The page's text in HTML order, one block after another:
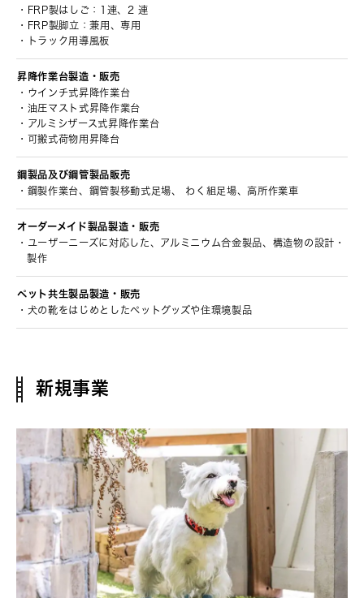
FRP製はしご：1連、2 連
FRP製脚立：兼用、専用
トラック用導風板
昇降作業台製造・販売
ウインチ式昇降作業台
油圧マスト式昇降作業台
アルミシザース式昇降作業台
可搬式荷物用昇降台
鋼製品及び鋼管製品販売
鋼製作業台、鋼管製移動式足場、 わく組足場、高所作業車
オーダーメイド製品製造・販売
ユーザーニーズに対応した、アルミニウム合金製品、構造物の設計・
製作
ペット共生製品製造・販売
犬の靴をはじめとしたペットグッズや住環境製品
新規事業